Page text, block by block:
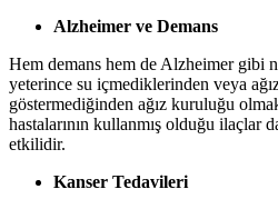
Alzheimer ve Demans
Hem demans hem de Alzheimer gibi
yeterince su içmediklerinden veya
göstermediğinden ağız kuruluğu
hastalarının kullanmış olduğu ilaçlar
etkilidir.
Kanser Tedavileri